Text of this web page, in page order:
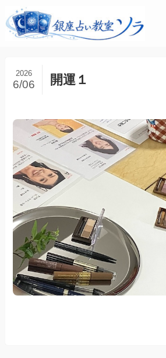
開運１
2026
6/06